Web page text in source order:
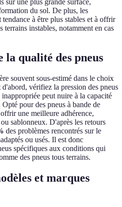
sur une plus grande surface,
du sol. De plus, les
à être plus stables et à offrir
terrains instables, notamment en cas
qualité des pneus
souvent sous-estimé dans le choix
vérifiez la pression des pneus
peut nuire à la capacité
pour des pneus à bande de
une meilleure adhérence,
sablonneux. D'après les retours
des problèmes rencontrés sur le
ou usés. Il est donc
spécifiques aux conditions qui
des pneus tous terrains.
et marques